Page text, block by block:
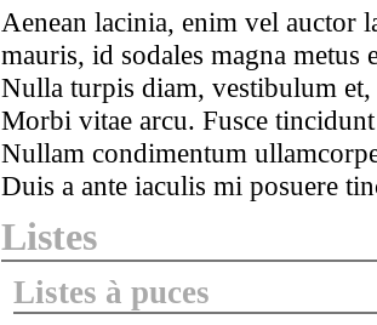
Aenean lacinia, enim vel auctor
mauris, id sodales magna metus
Nulla turpis diam, vestibulum
Morbi vitae arcu. Fusce
Nullam condimentum
Duis a ante iaculis mi posuere
Listes
Listes à puces